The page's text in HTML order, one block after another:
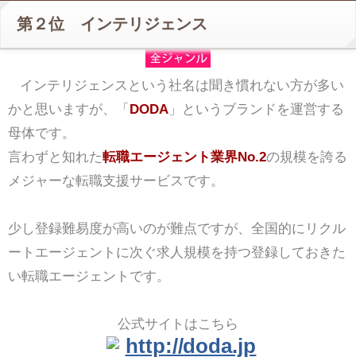
第２位 インテリジェンス
インテリジェンスという社名は聞き慣れない方が多い
かと思いますが、「 DODA」というブランドを運営する
母体です。
言わずと知れた転職エージェント業界No.2の規模を誇る
メジャーな転職支援サービスです。
少し登録難易度が高いのが難点ですが、全国的にリクル
ートエージェントに次ぐ求人規模を持つ登録しておきた
い転職エージェントです。
公式サイトはこちら
http://doda.jp